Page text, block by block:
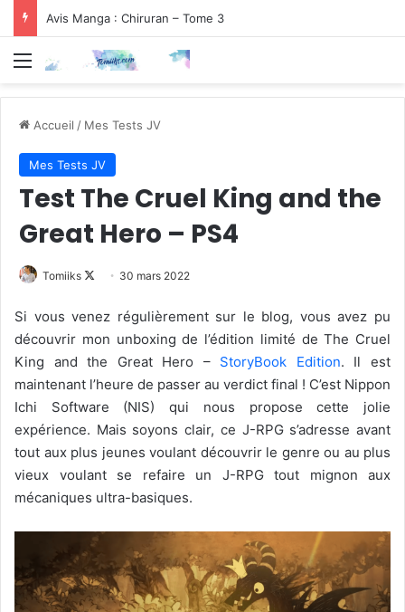
Avis Manga : Chiruran – Tome 3
Menu
Accueil / Mes Tests JV
Mes Tests JV
Test The Cruel King and the
Great Hero – PS4
Tomiiks
Follow
X
30 mars 2022
Si vous venez régulièrement sur le blog, vous avez pu
découvrir mon unboxing de l’édition limité de The Cruel
King and the Great Hero – StoryBook Edition. Il est
maintenant l’heure de passer au verdict final ! C’est Nippon
Ichi Software (NIS) qui nous propose cette jolie
expérience. Mais soyons clair, ce J-RPG s’adresse avant
tout aux plus jeunes voulant découvrir le genre ou au plus
vieux voulant se refaire un J-RPG tout mignon aux
mécaniques ultra-basiques.